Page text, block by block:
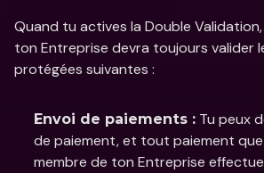
Quand tu actives la Double
ton Entreprise devra toujours valider
protégées suivantes :
Envoi de paiements : Tu peux
de paiement, et tout paiement
membre de ton Entreprise